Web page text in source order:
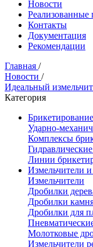
Новости
Реализованные
Контакты
Документация
Рекомендации
Главная /
Новости /
Идеальный
Категория
Брикетирование
Ударно-
Комплексы
Линии
Измельчители
Измельчители
Дробилки
Дробилки
Дробилки для
Молотковые
Измельчители